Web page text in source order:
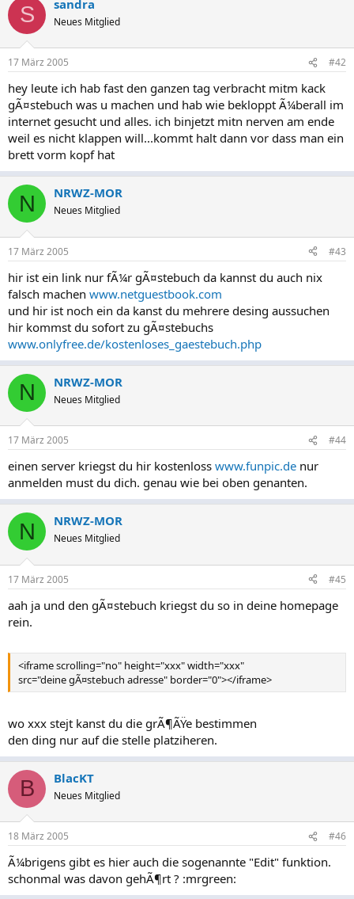
S sandra
Neues Mitglied
17 März 2005 #42
hey leute ich hab fast den ganzen tag verbracht mitm kack
gÃ¤stebuch was u machen und hab wie bekloppt Ã¼berall im
internet gesucht und alles. ich binjetzt mitn nerven am ende
weil es nicht klappen will...kommt halt dann vor dass man ein
brett vorm kopf hat
N NRWZ-MOR
Neues Mitglied
17 März 2005 #43
hir ist ein link nur fÃ¼r gÃ¤stebuch da kannst du auch nix
falsch machen www.netguestbook.com
und hir ist noch ein da kanst du mehrere desing aussuchen
hir kommst du sofort zu gÃ¤stebuchs
www.onlyfree.de/kostenloses_gaestebuch.php
N NRWZ-MOR
Neues Mitglied
17 März 2005 #44
einen server kriegst du hir kostenloss www.funpic.de nur
anmelden must du dich. genau wie bei oben genanten.
N NRWZ-MOR
Neues Mitglied
17 März 2005 #45
aah ja und den gÃ¤stebuch kriegst du so in deine homepage
rein.
<iframe scrolling="no" height="xxx" width="xxx"
src="deine gÃ¤stebuch adresse" border="0"></iframe>
wo xxx stejt kanst du die grÃ¶ÃŸe bestimmen
den ding nur auf die stelle platziheren.
B BlacKT
Neues Mitglied
18 März 2005 #46
Ã¼brigens gibt es hier auch die sogenannte "Edit" funktion.
schonmal was davon gehÃ¶rt ? :mrgreen: